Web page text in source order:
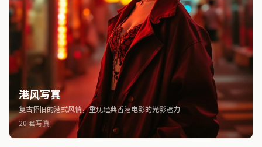
港风写真
复古怀旧的港式风情，重现经典香港电影的光影魅力
20 套写真